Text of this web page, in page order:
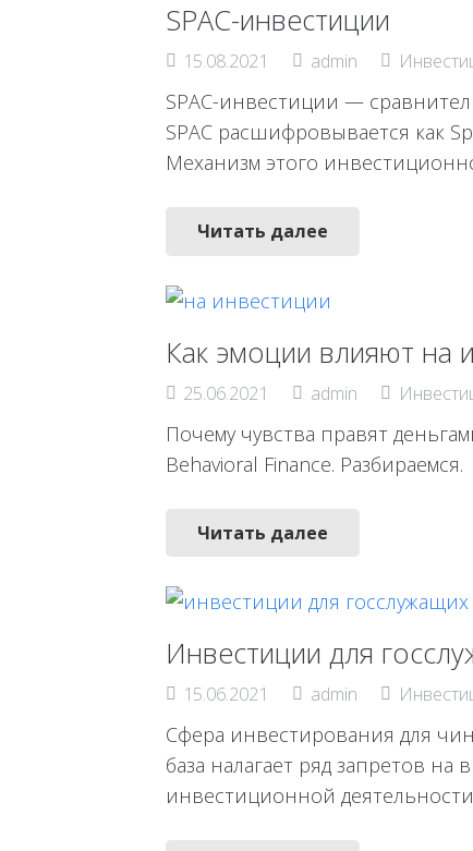
SPAC-инвестиции
15.08.2021 admin
SPAC-инвестиции —
SPAC расшифровывается как
Механизм этого
Читать далее
Как эмоции влияют на
25.06.2021 admin
Почему чувства правят
Behavioral Finance. Разбираемся.
Читать далее
Инвестиции для
15.06.2021 admin
Сфера инвестирования для
база налагает ряд запретов
инвестиционной